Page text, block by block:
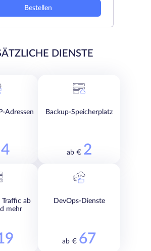
Bestellen
DIENSTE
Adressen
4
Backup-Speicherplatz
ab € 2
Traffic ab
mehr
DevOps-Dienste
ab € 67